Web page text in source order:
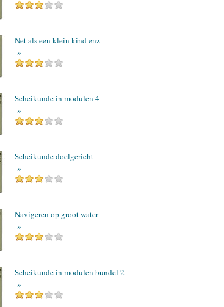
Net als een klein kind enz
»
Scheikunde in modulen 4
»
Scheikunde doelgericht
»
Navigeren op groot water
»
Scheikunde in modulen bundel 2
»